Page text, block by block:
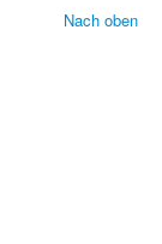
Nach oben